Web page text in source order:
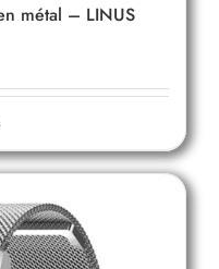
métal – LINUS